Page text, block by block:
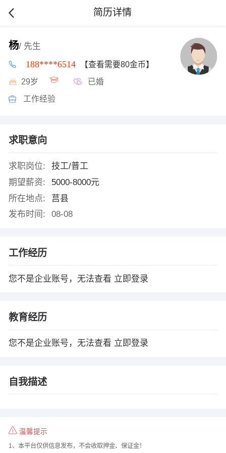
简历详情
杨/ 先生
188****6514 【查看需要80金币】
29岁 已婚
工作经验
求职意向
求职岗位:
技工/普工
期望薪资:
5000-8000元
所在地点:
莒县
发布时间:
08-08
工作经历
您不是企业账号，无法查看 立即登录
教育经历
您不是企业账号，无法查看 立即登录
自我描述
温馨提示
1、本平台仅供信息发布，不会收取押金、保证金！